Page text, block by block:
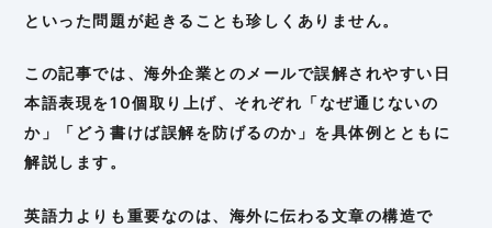
といった問題が起きることも珍しくありません。
この記事では、海外企業とのメールで誤解されやすい日
本語表現を10個取り上げ、それぞれ「なぜ通じないの
か」「どう書けば誤解を防げるのか」を具体例とともに
解説します。
英語力よりも重要なのは、海外に伝わる文章の構造で